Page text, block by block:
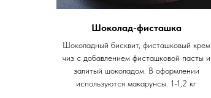
Шоколад-фисташка
Шоколадный бисквит, фисташковый крем
чиз с добавлением фисташковой пасты и
залитый шоколадом. В оформлении
используются макарунсы. 1-1,2 кг